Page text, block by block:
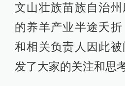
文山壮族苗族自治
的养羊产业半途夭
和相关负责人因此被
发了大家的关注和思考